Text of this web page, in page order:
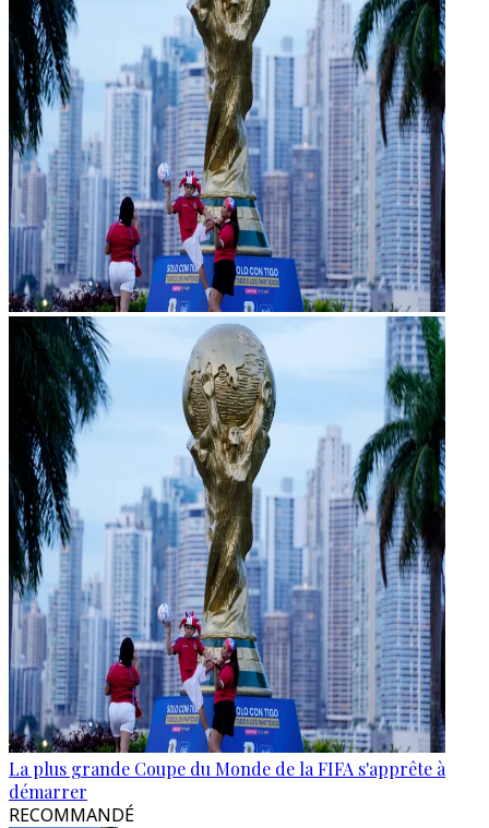
La plus grande Coupe du Monde de la FIFA s'apprête à
démarrer
RECOMMANDÉ